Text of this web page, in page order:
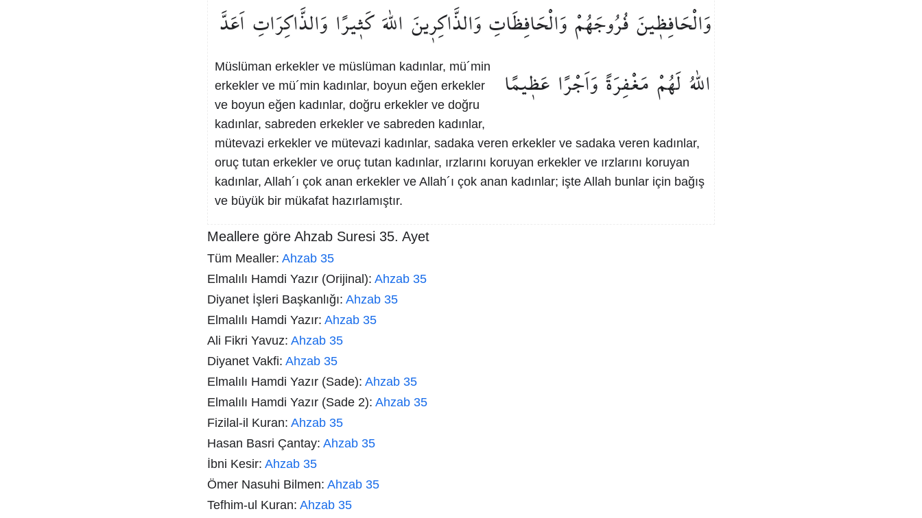
وَالْحَافِظ۪ينَفُرُوجَهُمْوَالْحَافِظَاتِوَالذَّاكِر۪ينَ اللّٰهَكَث۪يرًا وَالذَّاكِرَاتِاَعَدَّ
اللّٰهُلَهُمْ مَغْفِرَةًوَاَجْرًا عَظ۪يمًا
Müslüman erkekler ve müslüman kadınlar, mü´min
erkekler ve mü´min kadınlar, boyun eğen erkekler
ve boyun eğen kadınlar, doğru erkekler ve doğru
kadınlar, sabreden erkekler ve sabreden kadınlar,
mütevazi erkekler ve mütevazi kadınlar, sadaka veren erkekler ve sadaka veren kadınlar,
oruç tutan erkekler ve oruç tutan kadınlar, ırzlarını koruyan erkekler ve ırzlarını koruyan
kadınlar, Allah´ı çok anan erkekler ve Allah´ı çok anan kadınlar; işte Allah bunlar için bağış
ve büyük bir mükafat hazırlamıştır.
Meallere göre Ahzab Suresi 35. Ayet
Tüm Mealler: Ahzab 35
Elmalılı Hamdi Yazır (Orijinal): Ahzab 35
Diyanet İşleri Başkanlığı: Ahzab 35
Elmalılı Hamdi Yazır: Ahzab 35
Ali Fikri Yavuz: Ahzab 35
Diyanet Vakfi: Ahzab 35
Elmalılı Hamdi Yazır (Sade): Ahzab 35
Elmalılı Hamdi Yazır (Sade 2): Ahzab 35
Fizilal-il Kuran: Ahzab 35
Hasan Basri Çantay: Ahzab 35
İbni Kesir: Ahzab 35
Ömer Nasuhi Bilmen: Ahzab 35
Tefhim-ul Kuran: Ahzab 35